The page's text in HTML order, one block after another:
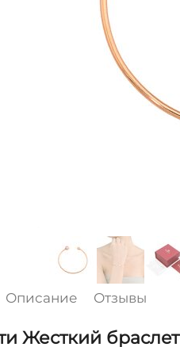
Описание Отзывы
Жесткий